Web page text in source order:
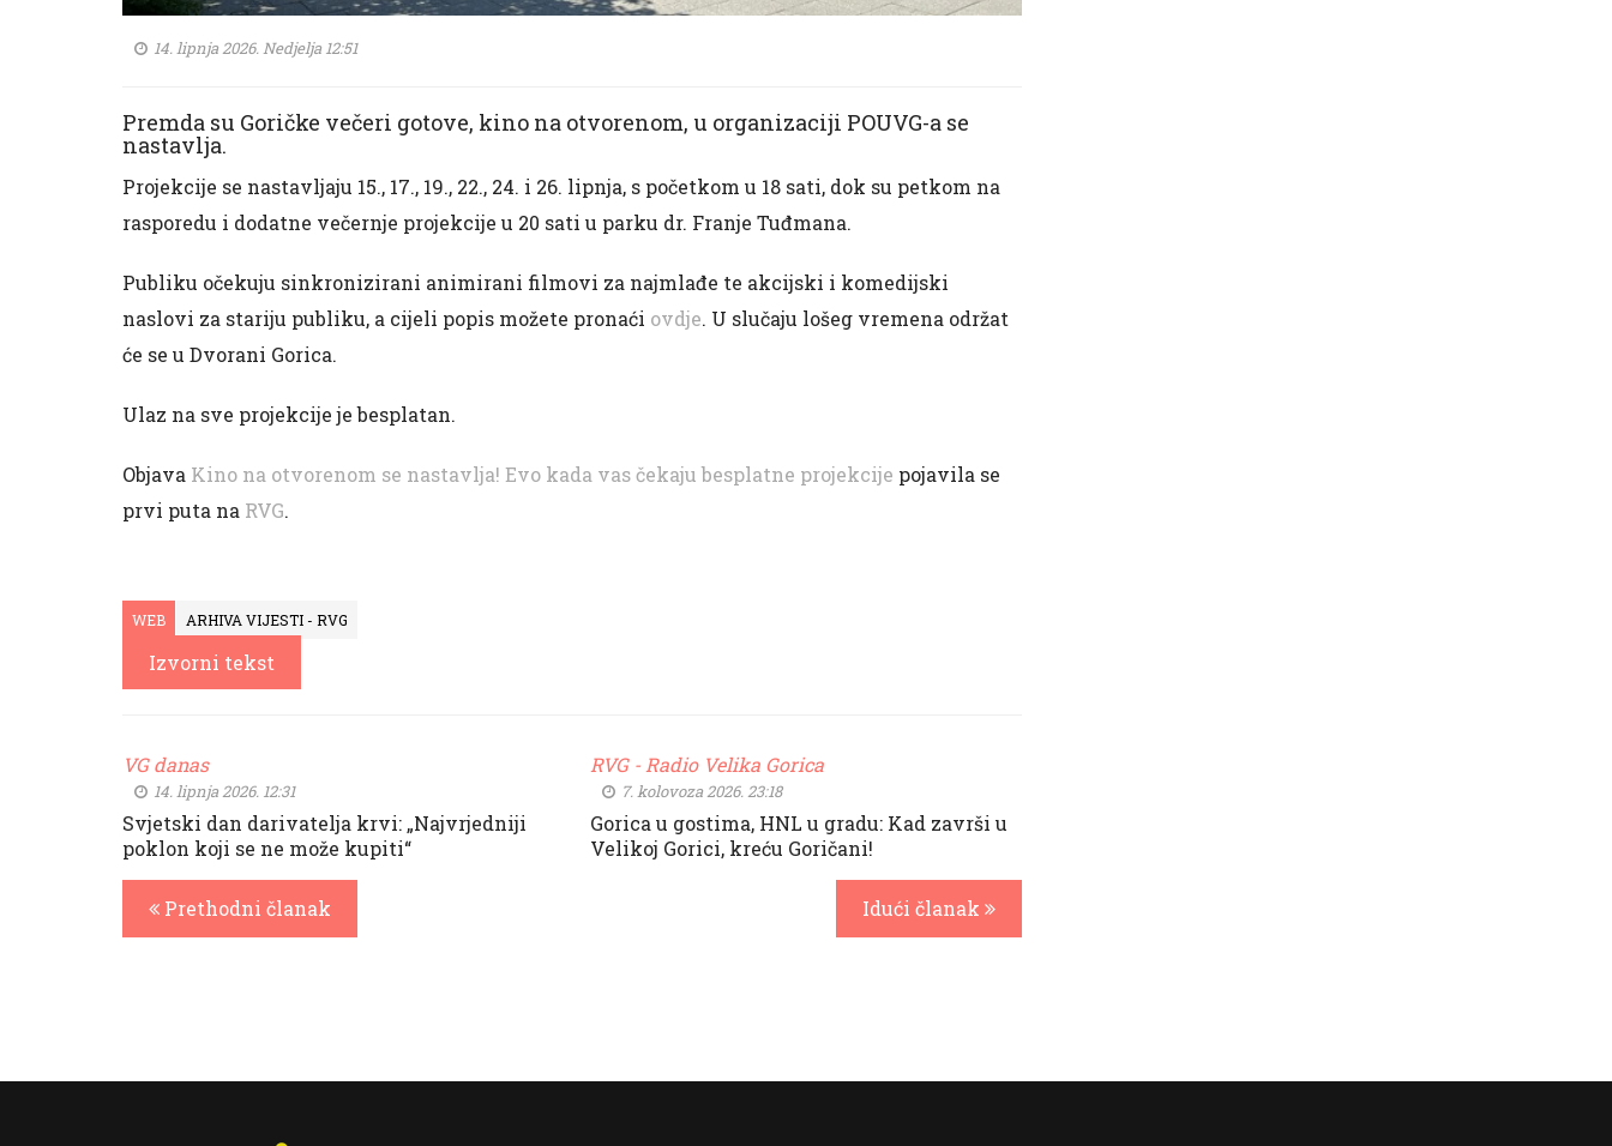
14. lipnja 2026. Nedjelja 12:51
Premda su Goričke večeri gotove, kino na otvorenom, u organizaciji POUVG-a se
nastavlja.
Projekcije se nastavljaju 15., 17., 19., 22., 24. i 26. lipnja, s početkom u 18 sati, dok su petkom na
rasporedu i dodatne večernje projekcije u 20 sati u parku dr. Franje Tuđmana.
Publiku očekuju sinkronizirani animirani filmovi za najmlađe te akcijski i komedijski
naslovi za stariju publiku, a cijeli popis možete pronaći ovdje. U slučaju lošeg vremena održat
će se u Dvorani Gorica.
Ulaz na sve projekcije je besplatan.
Objava Kino na otvorenom se nastavlja! Evo kada vas čekaju besplatne projekcije pojavila se
prvi puta na RVG.
WEB ARHIVA VIJESTI - RVG
Izvorni tekst
VG danas
14. lipnja 2026. 12:31
Svjetski dan darivatelja krvi: „Najvrjedniji
poklon koji se ne može kupiti“
Prethodni članak
RVG - Radio Velika Gorica
7. kolovoza 2026. 23:18
Gorica u gostima, HNL u gradu: Kad završi u
Velikoj Gorici, kreću Goričani!
Idući članak